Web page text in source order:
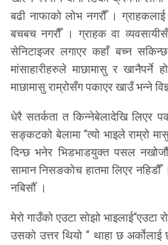
बढी नाफाको लोभ नगरौँ ।
बचबच नगरौँ । ग्राहक वा
सेनिटाइजर लगाएर कहाँ बच्न
मांसाहारीहरुले माछामासु र खानैपर्ने
माछामासु राम्रोसँग पकाएर खाउँ भन्ने
धेरै सतर्कता त किन्नेबेलादेखि लिएर
सङ्कटको बेलामा “त्यो भाइले राम्रो
दिन्छ भनेर भिडभाडयुक्त पसल
सामान निसङकोच हातमा लिएर नहिडौँ
नबिर्सौँ ।
मेरो गाउँको एउटा सोझो भाइलाई“एउटा
उसको उत्तर थियो “ थाहा छ